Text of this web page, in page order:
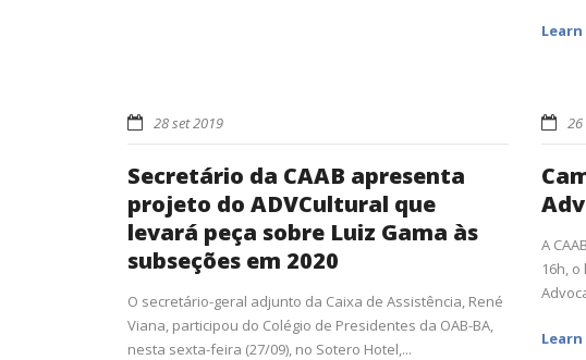
28 set 2019
Secretário da CAAB apresenta
projeto do ADVCultural que
levará peça sobre Luiz Gama às
subseções em 2020
O secretário-geral adjunto da Caixa de Assistência, René
Viana, participou do Colégio de Presidentes da OAB-BA,
nesta sexta-feira (27/09), no Sotero Hotel,...
26
A
16h,